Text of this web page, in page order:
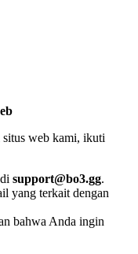
web kami, ikuti
support@bo3.gg.
yang terkait dengan
bahwa Anda ingin